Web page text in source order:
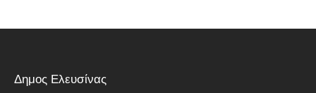
Δημος Ελευσίνας